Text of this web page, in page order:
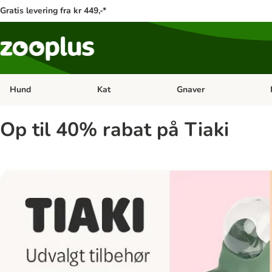
Gratis levering fra kr 449,-*
Hund Åben kategori menu: Hund
Kat Åben kategori menu: Kat
Gnaver
Op til 40% rabat på Tiaki